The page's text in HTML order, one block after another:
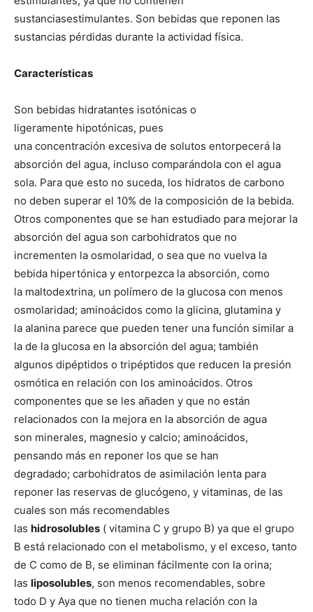
sustanciasestimulantes. Son bebidas que reponen las
sustancias pérdidas durante la actividad física.
Características
Son bebidas hidratantes isotónicas o
ligeramente hipotónicas, pues
una concentración excesiva de solutos entorpecerá la
absorción del agua, incluso comparándola con el agua
sola. Para que esto no suceda, los hidratos de carbono
no deben superar el 10% de la composición de la bebida.
Otros componentes que se han estudiado para mejorar la
absorción del agua son carbohidratos que no
incrementen la osmolaridad, o sea que no vuelva la
bebida hipertónica y entorpezca la absorción, como
la maltodextrina, un polímero de la glucosa con menos
osmolaridad; aminoácidos como la glicina, glutamina y
la alanina parece que pueden tener una función similar a
la de la glucosa en la absorción del agua; también
algunos dipéptidos o tripéptidos que reducen la presión
osmótica en relación con los aminoácidos. Otros
componentes que se les añaden y que no están
relacionados con la mejora en la absorción de agua
son minerales, magnesio y calcio; aminoácidos,
pensando más en reponer los que se han
degradado; carbohidratos de asimilación lenta para
reponer las reservas de glucógeno, y vitaminas, de las
cuales son más recomendables
las hidrosolubles ( vitamina C y grupo B) ya que el grupo
B está relacionado con el metabolismo, y el exceso, tanto
de C como de B, se eliminan fácilmente con la orina;
las liposolubles, son menos recomendables, sobre
todo D y Aya que no tienen mucha relación con la